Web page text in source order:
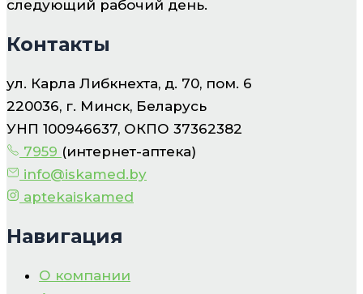
следующий рабочий день.
Контакты
ул. Карла Либкнехта, д. 70, пом. 6
220036, г. Минск, Беларусь
УНП 100946637, ОКПО 37362382
7959 (интернет-аптека)
info@iskamed.by
aptekaiskamed
Навигация
О компании